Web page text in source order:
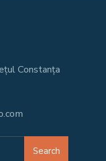
Constanța
Search